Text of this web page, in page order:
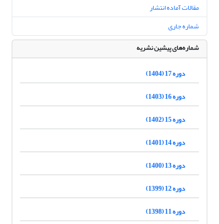
مقالات آماده انتشار
شماره جاری
شماره‌های پیشین نشریه
دوره 17 (1404)
دوره 16 (1403)
دوره 15 (1402)
دوره 14 (1401)
دوره 13 (1400)
دوره 12 (1399)
دوره 11 (1398)